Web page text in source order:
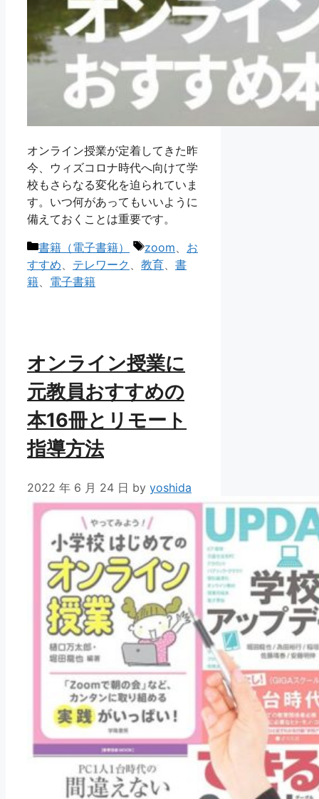
オンライン授業が定着してきた昨
今、ウィズコロナ時代へ向けて学
校もさらなる変化を迫られていま
す。いつ何があってもいいように
備えておくことは重要です。
カ
テ
ゴ
書籍（電子書籍）
タ
グ
zoom、 お
すすめ、 テレワーク 、 教育、 書
籍、 電子書籍
オンライン授業に
元教員おすすめの
本16冊とリモート
指導方法
2022 年 6 月 24 日 by yoshida